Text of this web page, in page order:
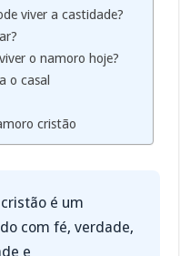
viver a castidade?
o namoro hoje?
o casal
cristão
é um
com fé, verdade,
e